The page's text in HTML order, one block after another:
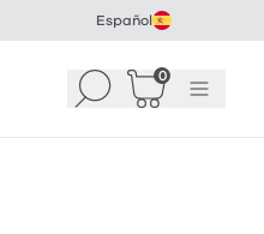
Español
Buscar 0
Cesta (0)
Menú